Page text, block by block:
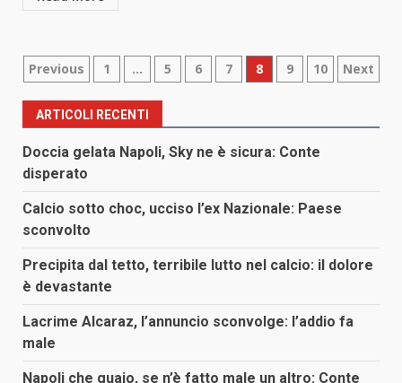
Paginazione
degli
articoli
Previous 1 … 5 6 7 8 9 10 Next
ARTICOLI RECENTI
Doccia gelata Napoli, Sky ne è sicura: Conte
disperato
Calcio sotto choc, ucciso l’ex Nazionale: Paese
sconvolto
Precipita dal tetto, terribile lutto nel calcio: il dolore
è devastante
Lacrime Alcaraz, l’annuncio sconvolge: l’addio fa
male
Napoli che guaio, se n’è fatto male un altro: Conte